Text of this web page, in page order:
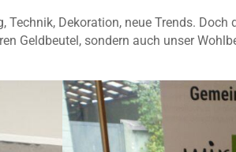
Dekoration, neue Trends. Doch
Geldbeutel, sondern auch unser